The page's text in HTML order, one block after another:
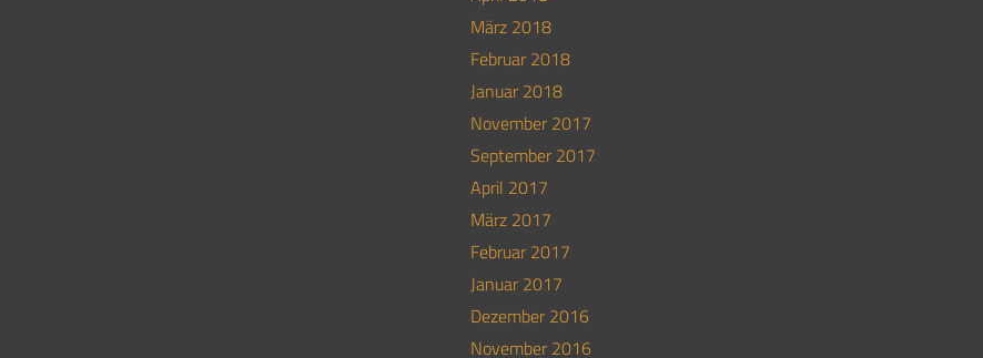
März 2018
Februar 2018
Januar 2018
November 2017
September 2017
April 2017
März 2017
Februar 2017
Januar 2017
Dezember 2016
November 2016